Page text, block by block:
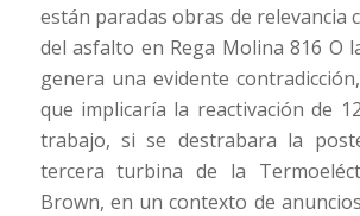
están paradas obras de relevancia
del asfalto en Rega Molina 816 O
genera una evidente
que implicaría la reactivación de
trabajo, si se destrabara la
tercera turbina de la
Brown, en un contexto de